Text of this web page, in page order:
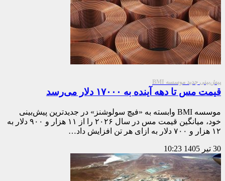
پیش‌بینی جدید موسسه BMI
قیمت مس تا دهه آینده به ۱۷۰۰۰ دلار می‌رسد
موسسه BMI وابسته به «فیچ سولوشنز» در جدیدترین پیش‌بینی
خود، میانگین قیمت مس در سال ۲۰۲۶ را از ۱۱ هزار و ۹۰۰ دلار به
۱۲ هزار و ۷۰۰ دلار به ازای هر تن افزایش داد…
30 تیر 1405 10:23